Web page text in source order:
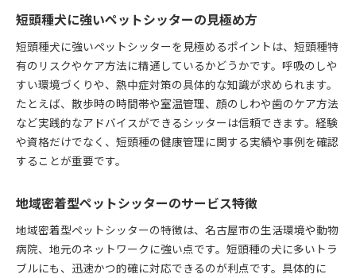
短頭種犬に強いペットシッターの見極め方
短頭種犬に強いペットシッターを見極めるポイントは、短頭種特
有のリスクやケア方法に精通しているかどうかです。呼吸のしや
すい環境づくりや、熱中症対策の具体的な知識が求められます。
たとえば、散歩時の時間帯や室温管理、顔のしわや歯のケア方法
など実践的なアドバイスができるシッターは信頼できます。経験
や資格だけでなく、短頭種の健康管理に関する実績や事例を確認
することが重要です。
地域密着型ペットシッターのサービス特徴
地域密着型ペットシッターの特徴は、名古屋市の生活環境や動物
病院、地元のネットワークに強い点です。短頭種の犬に多いトラ
ブルにも、迅速かつ的確に対応できるのが利点です。具体的に